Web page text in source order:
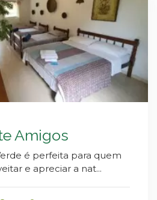
Amigos
é perfeita para quem
e apreciar a nat...